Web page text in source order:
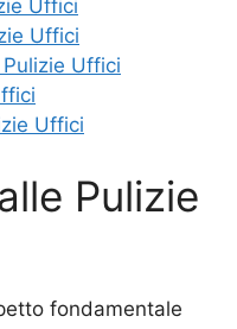
Uffici
Uffici
Uffici
Uffici
Pulizie
fondamentale